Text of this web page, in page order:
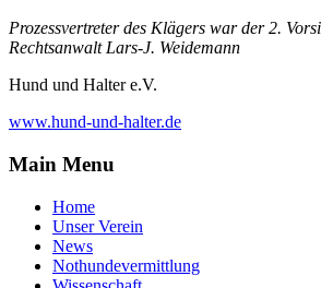
Prozessvertreter des Klägers war der 2.
Rechtsanwalt Lars-J. Weidemann
Hund und Halter e.V.
www.hund-und-halter.de
Main Menu
Home
Unser Verein
News
Nothundevermittlung